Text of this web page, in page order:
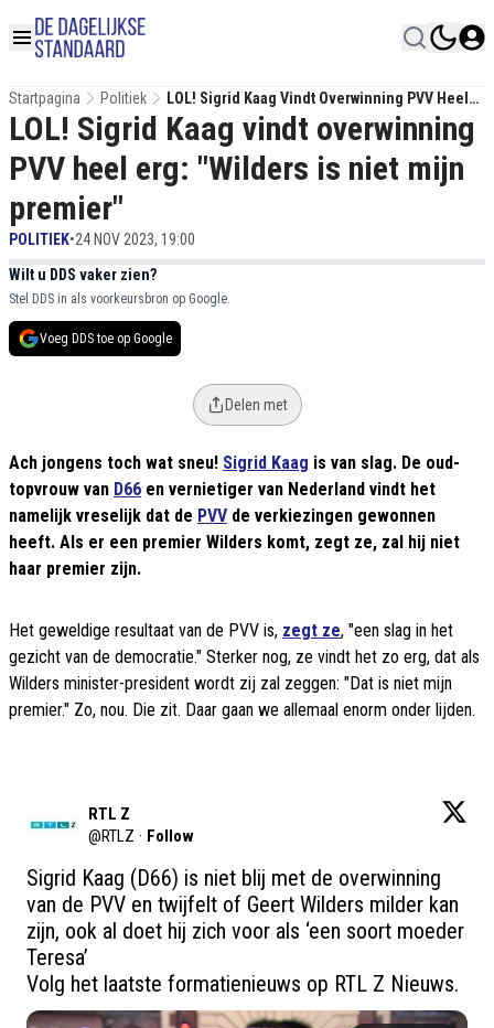
Startpagina Politiek
LOL! Sigrid Kaag Vindt Overwinning PVV Heel
Erg: "Wilders Is Niet Mijn Premier"
LOL! Sigrid Kaag vindt overwinning
PVV heel erg: "Wilders is niet mijn
premier"
POLITIEK•24 NOV 2023, 19:00
Wilt u DDS vaker zien?
Stel DDS in als voorkeursbron op Google.
Voeg DDS toe op Google
Delen met
Ach jongens toch wat sneu! Sigrid Kaag is van slag. De oud-
topvrouw van D66 en vernietiger van Nederland vindt het
namelijk vreselijk dat de PVV de verkiezingen gewonnen
heeft. Als er een premier Wilders komt, zegt ze, zal hij niet
haar premier zijn.
Het geweldige resultaat van de PVV is, zegt ze, "een slag in het
gezicht van de democratie." Sterker nog, ze vindt het zo erg, dat als
Wilders minister-president wordt zij zal zeggen: "Dat is niet mijn
premier." Zo, nou. Die zit. Daar gaan we allemaal enorm onder lijden.
RTL Z
@RTLZ · Follow
Sigrid Kaag (D66) is niet blij met de overwinning
van de PVV en twijfelt of Geert Wilders milder kan
zijn, ook al doet hij zich voor als ‘een soort moeder
Teresa’
Volg het laatste formatienieuws op RTL Z Nieuws.